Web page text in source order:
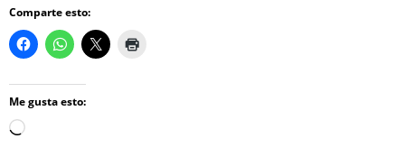
Comparte esto:
Me gusta esto:
Loading…